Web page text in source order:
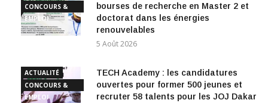
CONCOURS &
EMPLOI
bourses de recherche en Master 2 et
doctorat dans les énergies
renouvelables
5 Août 2026
ACTUALITÉ
CONCOURS &
EMPLOI
TECH Academy : les candidatures
ouvertes pour former 500 jeunes et
recruter 58 talents pour les JOJ Dakar